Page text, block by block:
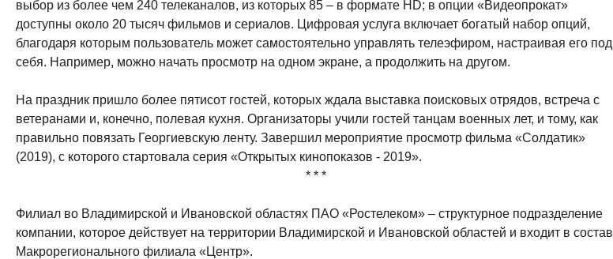
выбор из более чем 240 телеканалов, из которых 85 – в формате HD; в опции «Видеопрокат»
доступны около 20 тысяч фильмов и сериалов. Цифровая услуга включает богатый набор опций,
благодаря которым пользователь может самостоятельно управлять телеэфиром, настраивая его под
себя. Например, можно начать просмотр на одном экране, а продолжить на другом.
На праздник пришло более пятисот гостей, которых ждала выставка поисковых отрядов, встреча с
ветеранами и, конечно, полевая кухня. Организаторы учили гостей танцам военных лет, и тому, как
правильно повязать Георгиевскую ленту. Завершил мероприятие просмотр фильма «Солдатик»
(2019), с которого стартовала серия «Открытых кинопоказов - 2019».
* * *
Филиал во Владимирской и Ивановской областях ПАО «Ростелеком» – структурное подразделение
компании, которое действует на территории Владимирской и Ивановской областей и входит в состав
Макрорегионального филиала «Центр».